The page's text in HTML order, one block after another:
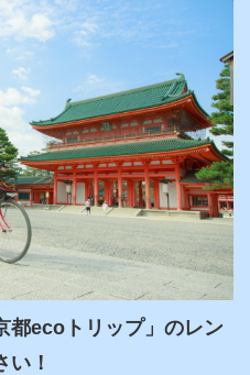
都ecoトリップ」のレン
い！